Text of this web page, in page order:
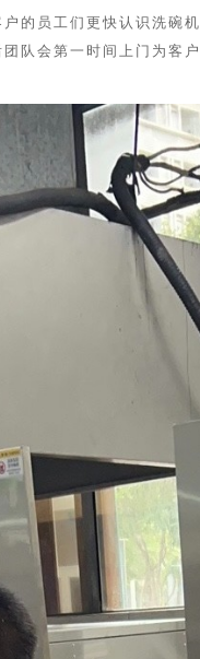
的员工们更快认识洗碗机
队会第一时间上门为客